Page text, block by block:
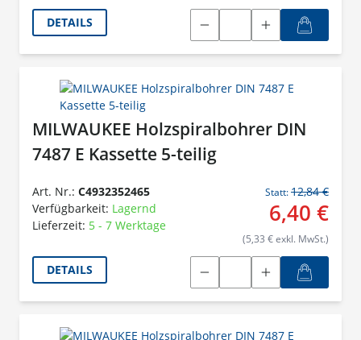
DETAILS
MILWAUKEE Holzspiralbohrer DIN
7487 E Kassette 5-teilig
Art. Nr.: C4932352465
Verfügbarkeit: Lagernd
Lieferzeit: 5 - 7 Werktage
Statt:12,84 €
6,40 €
(5,33 € exkl. MwSt.)
DETAILS